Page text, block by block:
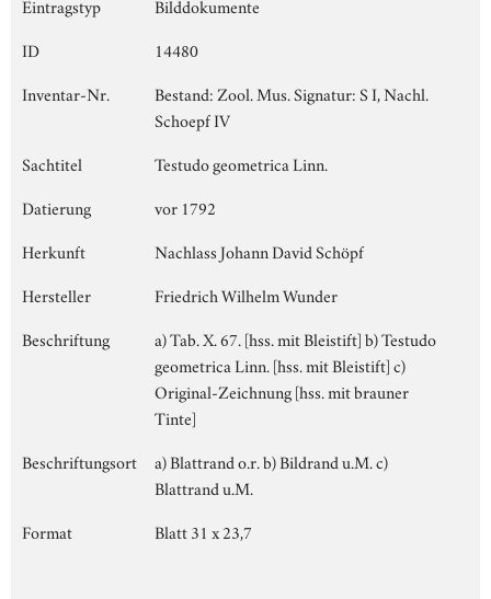
Eintragstyp
Bilddokumente
ID
14480
Inventar-Nr.
Bestand: Zool. Mus. Signatur: S I, Nachl.
Schoepf IV
Sachtitel
Testudo geometrica Linn.
Datierung
vor 1792
Herkunft
Nachlass Johann David Schöpf
Hersteller
Friedrich Wilhelm Wunder
Beschriftung
a) Tab. X. 67. [hss. mit Bleistift] b) Testudo
geometrica Linn. [hss. mit Bleistift] c)
Original-Zeichnung [hss. mit brauner
Tinte]
Beschriftungsort
a) Blattrand o.r. b) Bildrand u.M. c)
Blattrand u.M.
Format
Blatt 31 x 23,7